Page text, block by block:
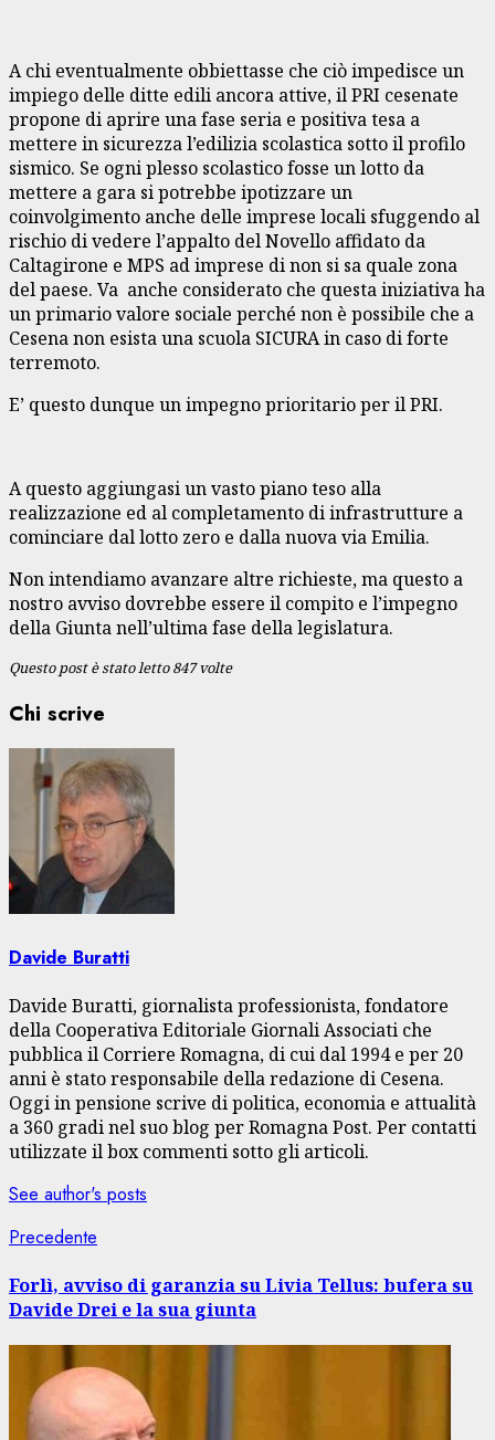
A chi eventualmente obbiettasse che ciò impedisce un
impiego delle ditte edili ancora attive, il PRI cesenate
propone di aprire una fase seria e positiva tesa a
mettere in sicurezza l’edilizia scolastica sotto il profilo
sismico. Se ogni plesso scolastico fosse un lotto da
mettere a gara si potrebbe ipotizzare un
coinvolgimento anche delle imprese locali sfuggendo al
rischio di vedere l’appalto del Novello affidato da
Caltagirone e MPS ad imprese di non si sa quale zona
del paese. Va anche considerato che questa iniziativa ha
un primario valore sociale perché non è possibile che a
Cesena non esista una scuola SICURA in caso di forte
terremoto.
E’ questo dunque un impegno prioritario per il PRI.
A questo aggiungasi un vasto piano teso alla
realizzazione ed al completamento di infrastrutture a
cominciare dal lotto zero e dalla nuova via Emilia.
Non intendiamo avanzare altre richieste, ma questo a
nostro avviso dovrebbe essere il compito e l’impegno
della Giunta nell’ultima fase della legislatura.
Questo post è stato letto 847 volte
Chi scrive
Davide Buratti
Davide Buratti, giornalista professionista, fondatore
della Cooperativa Editoriale Giornali Associati che
pubblica il Corriere Romagna, di cui dal 1994 e per 20
anni è stato responsabile della redazione di Cesena.
Oggi in pensione scrive di politica, economia e attualità
a 360 gradi nel suo blog per Romagna Post. Per contatti
utilizzate il box commenti sotto gli articoli.
See author's posts
Navigazione
articolo
Precedente
Forlì, avviso di garanzia su Livia Tellus: bufera su
Davide Drei e la sua giunta